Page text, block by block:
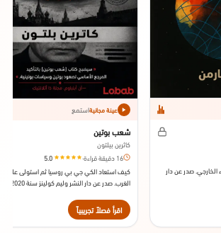
صدر عن دار
عينة مجانيةاستمع
شعب بوتين
كاثرين بيلتون
16 دقيقة قراءة
·
5.0
كيف استعاد الكي جي بي روسيا ثم استولى على
الغرب. صدر عن دار النشر وليم كولينز سنة 2020
اقرأ فصلاً تجريبياً